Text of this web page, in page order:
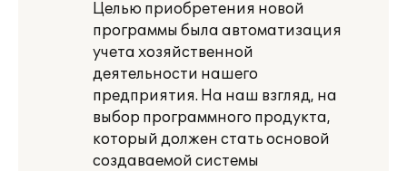
Целью приобретения новой
программы была автоматизация
учета хозяйственной
деятельности нашего
предприятия. На наш взгляд, на
выбор программного продукта,
который должен стать основой
создаваемой системы